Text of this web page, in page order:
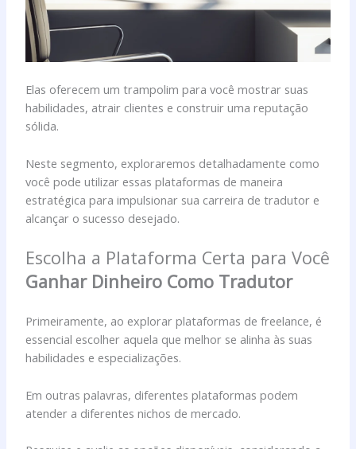
Elas oferecem um trampolim para você mostrar suas
habilidades, atrair clientes e construir uma reputação
sólida.
Neste segmento, exploraremos detalhadamente como
você pode utilizar essas plataformas de maneira
estratégica para impulsionar sua carreira de tradutor e
alcançar o sucesso desejado.
Escolha a Plataforma Certa para Você
Ganhar Dinheiro Como Tradutor
Primeiramente, ao explorar plataformas de freelance, é
essencial escolher aquela que melhor se alinha às suas
habilidades e especializações.
Em outras palavras, diferentes plataformas podem
atender a diferentes nichos de mercado.